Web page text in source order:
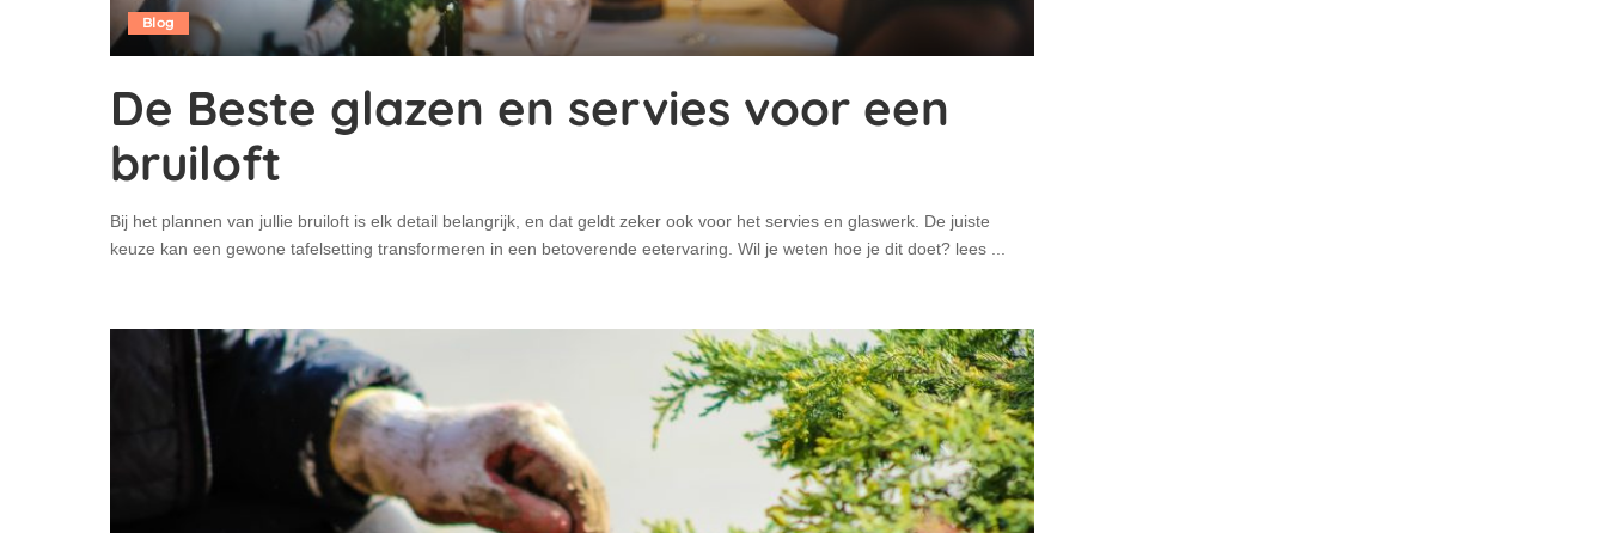
Blog
De Beste glazen en servies voor een
bruiloft
Bij het plannen van jullie bruiloft is elk detail belangrijk, en dat geldt zeker ook voor het servies en glaswerk. De juiste
keuze kan een gewone tafelsetting transformeren in een betoverende eetervaring. Wil je weten hoe je dit doet? lees